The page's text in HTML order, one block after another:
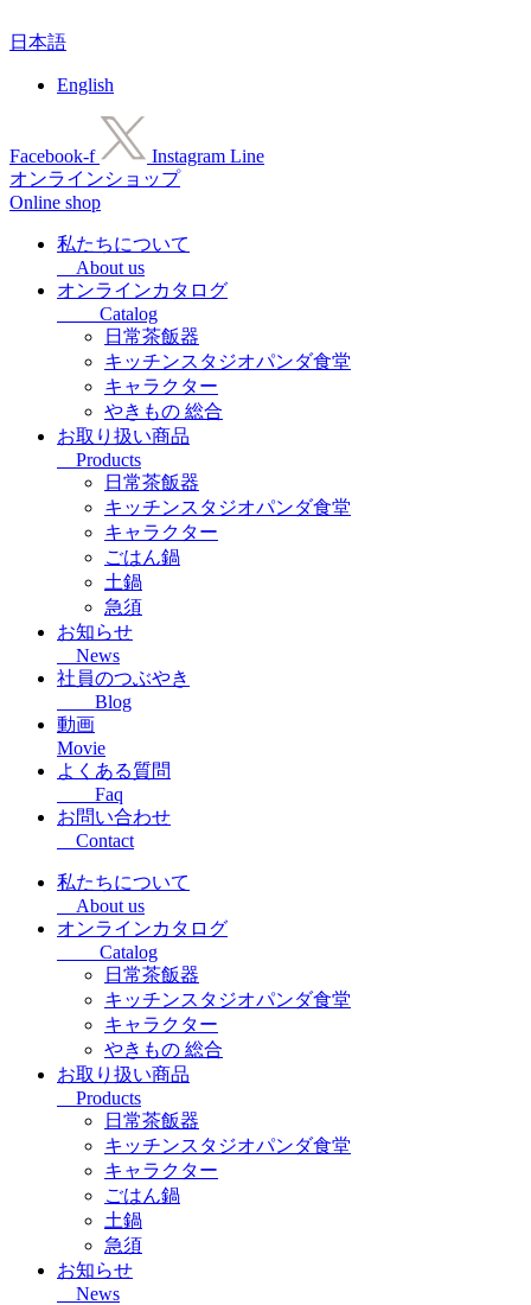
ン
ス
キ
日本語
English
Facebook-f Instagram Line
オンラインショップ
Online shop
私たちについて
About us
オンラインカタログ
Catalog
日常茶飯器
キッチンスタジオパンダ食堂
キャラクター
やきもの 総合
お取り扱い商品
Products
日常茶飯器
キッチンスタジオパンダ食堂
キャラクター
ごはん鍋
土鍋
急須
お知らせ
News
社員のつぶやき
Blog
動画
Movie
よくある質問
Faq
お問い合わせ
Contact
私たちについて
About us
オンラインカタログ
Catalog
日常茶飯器
キッチンスタジオパンダ食堂
キャラクター
やきもの 総合
お取り扱い商品
Products
日常茶飯器
キッチンスタジオパンダ食堂
キャラクター
ごはん鍋
土鍋
急須
お知らせ
News